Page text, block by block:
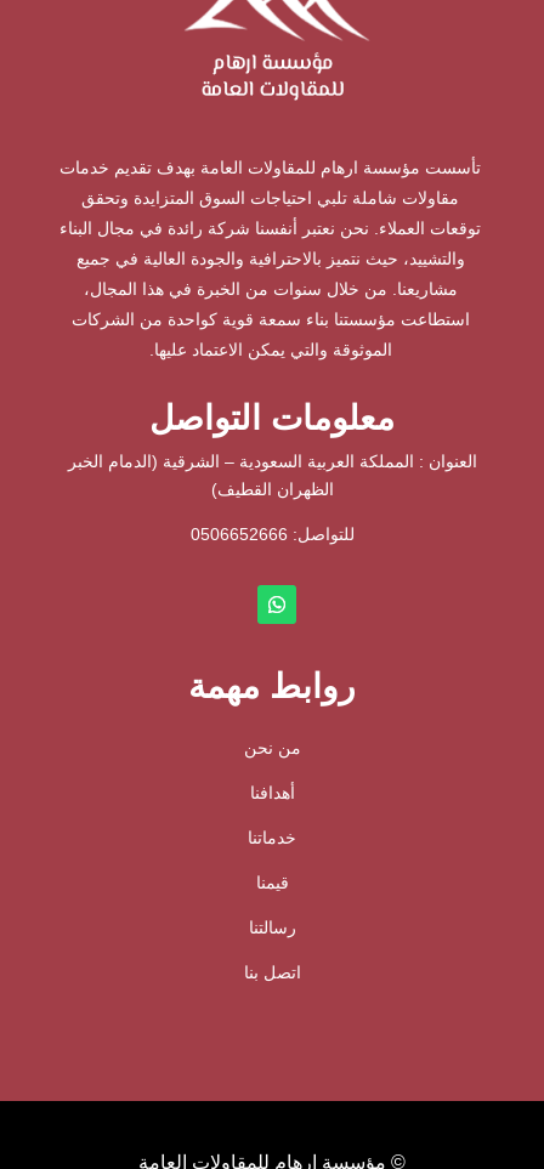
تأسست مؤسسة ارهام للمقاولات العامة بهدف تقديم خدمات
مقاولات شاملة تلبي احتياجات السوق المتزايدة وتحقق
توقعات العملاء. نحن نعتبر أنفسنا شركة رائدة في مجال البناء
والتشييد، حيث نتميز بالاحترافية والجودة العالية في جميع
مشاريعنا. من خلال سنوات من الخبرة في هذا المجال،
استطاعت مؤسستنا بناء سمعة قوية كواحدة من الشركات
الموثوقة والتي يمكن الاعتماد عليها.
معلومات التواصل
العنوان : المملكة العربية السعودية – الشرقية (الدمام الخبر
الظهران القطيف)
للتواصل: ⁦ 0506652666
روابط مهمة
من نحن
أهدافنا
خدماتنا
قيمنا
رسالتنا
اتصل بنا
© مؤسسة ارهام للمقاولات العامة